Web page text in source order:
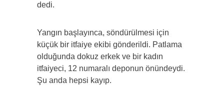
dedi.
Yangın başlayınca, söndürülmesi için
küçük bir itfaiye ekibi gönderildi. Patlama
olduğunda dokuz erkek ve bir kadın
itfaiyeci, 12 numaralı deponun önündeydi.
Şu anda hepsi kayıp.